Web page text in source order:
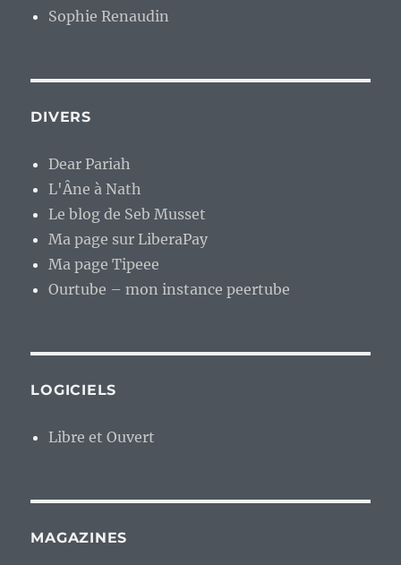
Sophie Renaudin
DIVERS
Dear Pariah
L'Âne à Nath
Le blog de Seb Musset
Ma page sur LiberaPay
Ma page Tipeee
Ourtube – mon instance peertube
LOGICIELS
Libre et Ouvert
MAGAZINES